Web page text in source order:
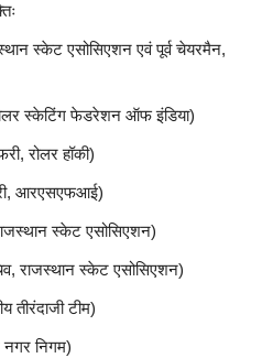
स्केट एसोसिएशन एवं पूर्व चेयरमैन,
स्केटिंग फेडरेशन ऑफ इंडिया)
रोलर हॉकी)
आरएसएफआई)
स्केट एसोसिएशन)
राजस्थान स्केट एसोसिएशन)
तीरंदाजी टीम)
नगर निगम)